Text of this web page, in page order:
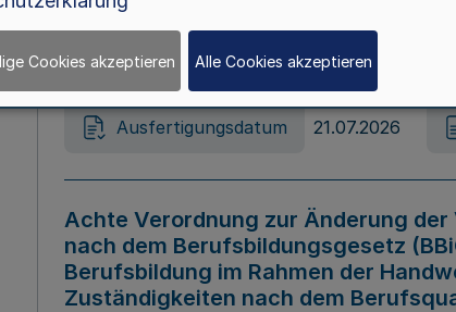
Gesetz zur Änderung des Online-
Ausfertigungsdatum 21.07.2026
Achte Verordnung zur Änderung
nach dem Berufsbildungsgesetz
Berufsbildung im Rahmen der
Zuständigkeiten nach dem
Cookies akzeptieren Alle Cookies akzeptieren